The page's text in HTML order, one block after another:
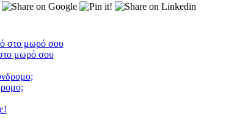
στο μωρό σου